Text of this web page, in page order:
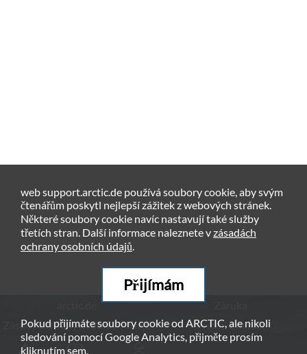
Zásady ochrany osobních údajů
Právní Zmínka
web support.arctic.de používá soubory cookie, aby svým
čtenářům poskytl nejlepší zážitek z webových stránek.
Některé soubory cookie navíc nastavují také služby
třetích stran. Další informace naleznete vzásadách
ochrany osobních údajů.
Přijímám
Pokud přijímáte soubory cookie od ARCTIC, ale nikoli
sledování pomocí Google Analytics, přijměte prosím
kliknutímsem.